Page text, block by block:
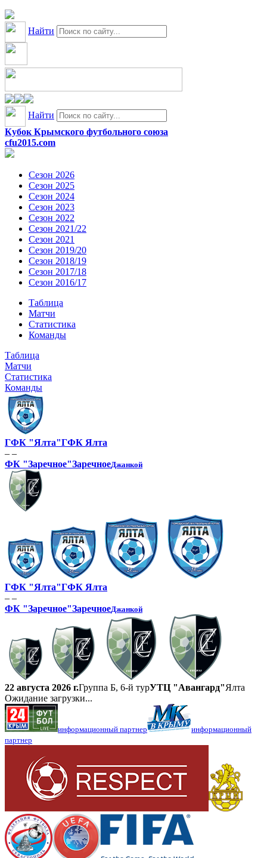
Найти
Найти
Кубок Крымского футбольного союза
cfu2015.com
Сезон 2026
Сезон 2025
Сезон 2024
Сезон 2023
Сезон 2022
Сезон 2021/22
Сезон 2021
Сезон 2019/20
Сезон 2018/19
Сезон 2017/18
Сезон 2016/17
Таблица
Матчи
Статистика
Команды
Таблица
Матчи
Статистика
Команды
ГФК "Ялта"ГФК Ялта
– –
ФК "Заречное"ЗаречноеДжанкой
ГФК "Ялта"ГФК Ялта
– –
ФК "Заречное"ЗаречноеДжанкой
22 августа 2026 г.Группа Б, 6-й турУТЦ "Авангард"Ялта
Ожидание загрузки...
информационный партнер
информационный
партнер